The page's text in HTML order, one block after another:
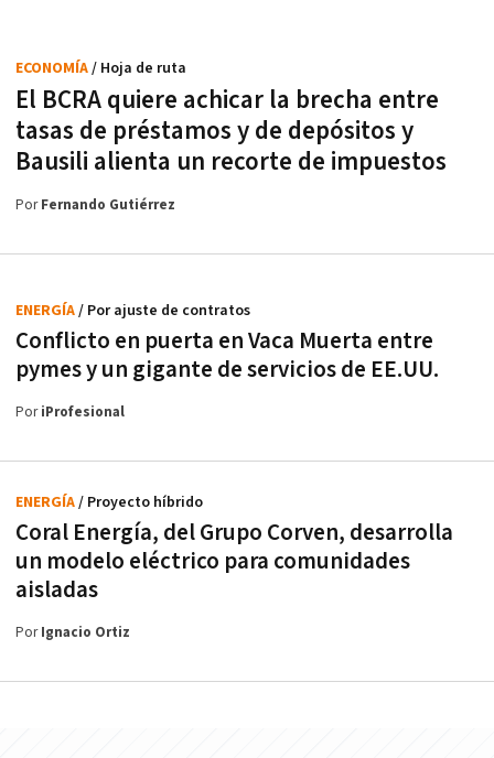
El BCRA quiere achicar la brecha entre
tasas de préstamos y de depósitos y
Bausili alienta un recorte de impuestos
ECONOMÍA/ Hoja de ruta
PorFernando Gutiérrez
Conflicto en puerta en Vaca Muerta entre
pymes y un gigante de servicios de EE.UU.
ENERGÍA/ Por ajuste de contratos
PoriProfesional
Coral Energía, del Grupo Corven, desarrolla
un modelo eléctrico para comunidades
aisladas
ENERGÍA/ Proyecto híbrido
PorIgnacio Ortiz